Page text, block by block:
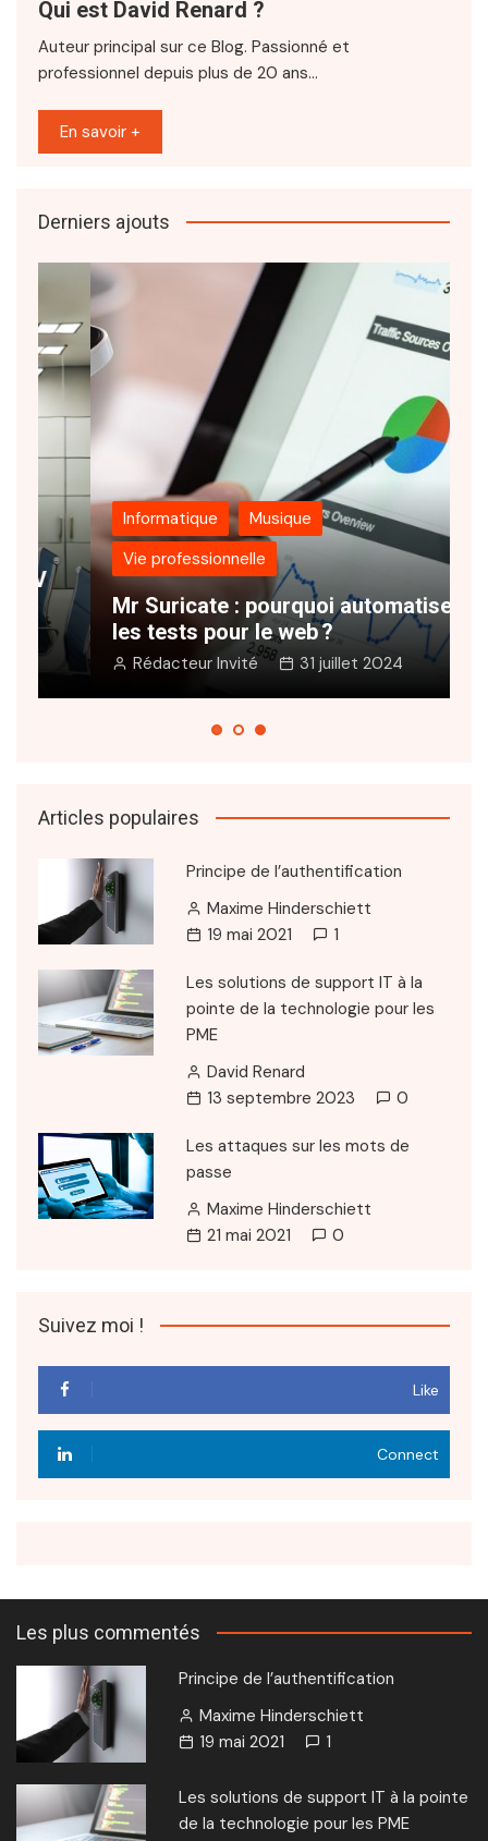
Qui est David Renard ?
Auteur principal sur ce Blog. Passionné et
professionnel depuis plus de 20 ans…
En savoir +
Derniers ajouts
Informatique
Musique
Vie professionnelle
Mr Suricate : pourquoi automatiser
les tests pour le web ?
Rédacteur Invité 31 juillet 2024
Articles populaires
Principe de l’authentification
Maxime Hinderschiett
19 mai 2021
1
Les solutions de support IT à la
pointe de la technologie pour les
PME
David Renard
13 septembre 2023
0
Les attaques sur les mots de
passe
Maxime Hinderschiett
21 mai 2021
0
Suivez moi !
Like
Connect
Les plus commentés
Principe de l’authentification
Maxime Hinderschiett
19 mai 2021
1
Les solutions de support IT à la pointe
de la technologie pour les PME